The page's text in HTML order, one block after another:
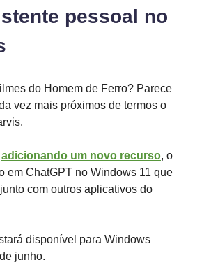
pessoal no
do Homem de Ferro? Parece
vez mais próximos de termos o
adicionando um novo recurso, o
em ChatGPT no Windows 11 que
com outros aplicativos do
disponível para Windows
junho.